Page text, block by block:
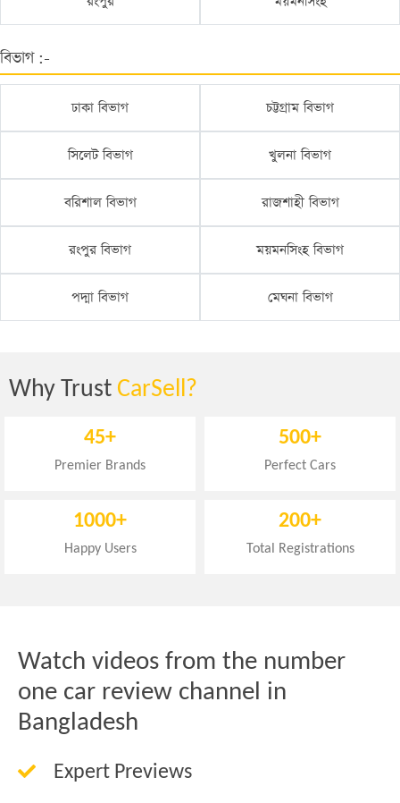
বিভাগ :-
ঢাকা বিভাগ চট্টগ্রাম বিভাগ
সিলেট বিভাগ খুলনা বিভাগ
বরিশাল বিভাগ রাজশাহী বিভাগ
রংপুর বিভাগ ময়মনসিংহ বিভাগ
পদ্মা বিভাগ মেঘনা বিভাগ
Why Trust CarSell?
45+
Premier Brands
500+
Perfect Cars
1000+
Happy Users
200+
Total Registrations
Watch videos from the number
one car review channel in
Bangladesh
Expert Previews